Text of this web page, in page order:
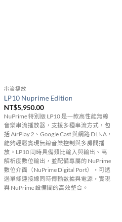
串流播放
LP10 Nuprime Edition
NT$5,950.00
NuPrime 特別版 LP10 是一款高性能無線
音樂串流播放器，支援多種串流方式，包
括 AirPlay 2、Google Cast 與網路 DLNA，
能夠輕鬆實現無線音樂控制與多房間播
放。LP10 同時具備類比輸入與輸出、高
解析度數位輸出，並配備專屬的 NuPrime
數位介面（NuPrime Digital Port），可透
過單條連接線同時傳輸數據與電源，實現
與 NuPrime 設備間的高效整合。